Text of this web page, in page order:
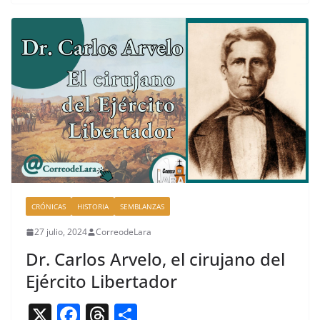
b
o
o
k
d
s tir
CRÓNICAS HISTORIA SEMBLANZAS
27 julio, 2024 CorreodeLara
Dr. Carlos Arvelo, el cirujano del
Ejército Libertador